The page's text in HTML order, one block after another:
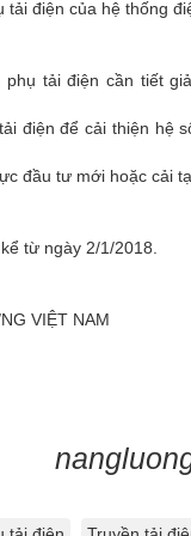
tải điện của hệ thống
tải điện cần tiết
điện để cải thiện hệ
đầu tư mới hoặc cải
từ ngày 2/1/2018.
VIỆT NAM